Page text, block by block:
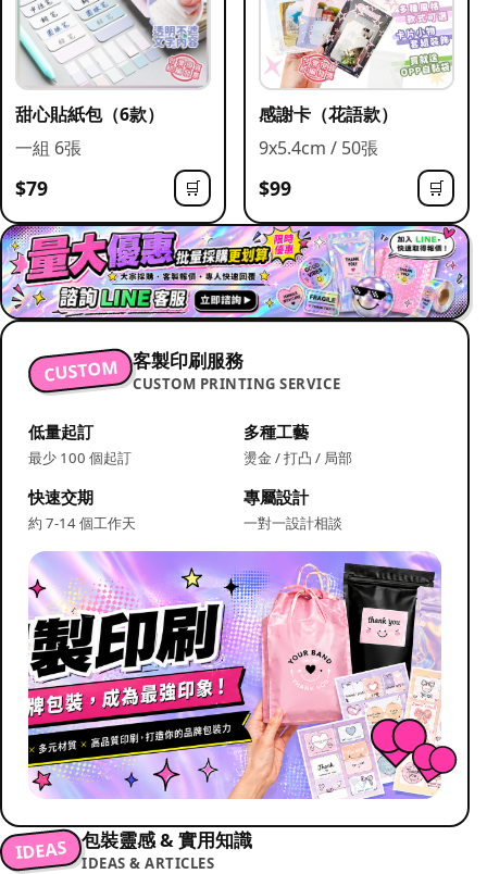
甜心貼紙包（6款）
一組 6張
$79 🛒
感謝卡（花語款）
9x5.4cm / 50張
$99 🛒
CUSTOM 客製印刷服務
CUSTOM PRINTING SERVICE
低量起訂
最少 100 個起訂
多種工藝
燙金 / 打凸 / 局部
快速交期
約 7-14 個工作天
專屬設計
一對一設計相談
IDEAS 包裝靈感 & 實用知識
IDEAS & ARTICLES